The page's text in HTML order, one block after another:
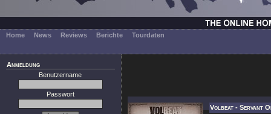
Home News Reviews Berichte Tourdaten
Anmeldung
Benutzername
Passwort
Volbeat - Servant